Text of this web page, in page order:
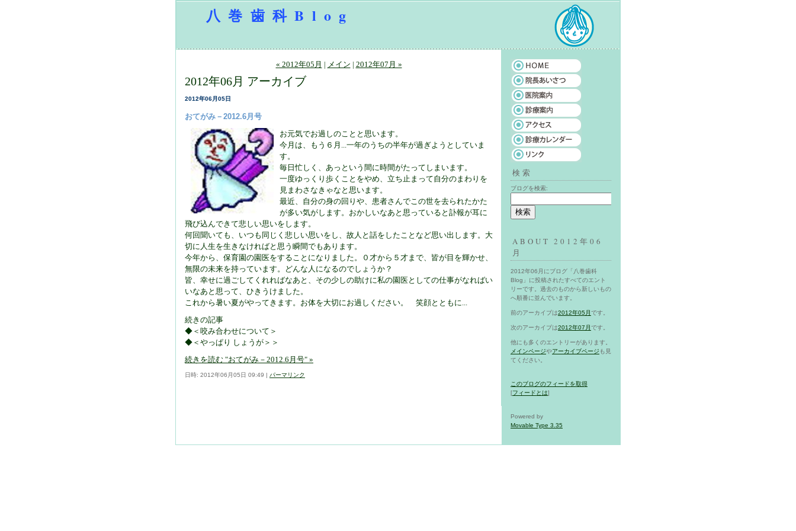
八巻歯科Blog
« 2012年05月 | メイン | 2012年07月 »
2012年06月 アーカイブ
2012年06月05日
おてがみ－2012.6月号
お元気でお過しのことと思います。
今月は、もう６月...一年のうちの半年が過ぎようとしていま
す。
毎日忙しく、あっという間に時間がたってしまいます。
一度ゆっくり歩くことをやめ、立ち止まって自分のまわりを
見まわさなきゃなと思います。
最近、自分の身の回りや、患者さんでこの世を去られたかた
が多い気がします。おかしいなあと思っていると訃報が耳に
飛び込んできて悲しい思いをします。
何回聞いても、いつも同じく悲しい思いをし、故人と話をしたことなど思い出します。大
切に人生を生きなければと思う瞬間でもあります。
今年から、保育園の園医をすることになりました。０才から５才まで、皆が目を輝かせ、
無限の未来を持っています。どんな人になるのでしょうか？
皆、幸せに過ごしてくれればなあと、その少しの助けに私の園医としての仕事がなればい
いなあと思って、ひきうけました。
これから暑い夏がやってきます。お体を大切にお過しください。 笑顔とともに...
続きの記事
◆＜咬み合わせについて＞
◆＜やっぱり しょうが＞＞
続きを読む "おてがみ－2012.6月号" »
日時: 2012年06月05日 09:49 | パーマリンク
検索
ブログを検索:
ABOUT 2012年06
月
2012年06月にブログ「八巻歯科
Blog」に投稿されたすべてのエント
リーです。過去のものから新しいもの
へ順番に並んでいます。
前のアーカイブは2012年05月です。
次のアーカイブは2012年07月です。
他にも多くのエントリーがあります。
メインページやアーカイブページ も見
てください。
このブログのフィードを取得
[フィードとは]
Powered by
Movable Type 3.35